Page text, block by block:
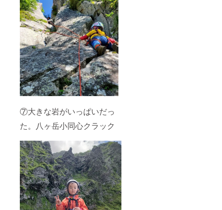
⑦大きな岩がいっぱいだっ
た。八ヶ岳小同心クラック